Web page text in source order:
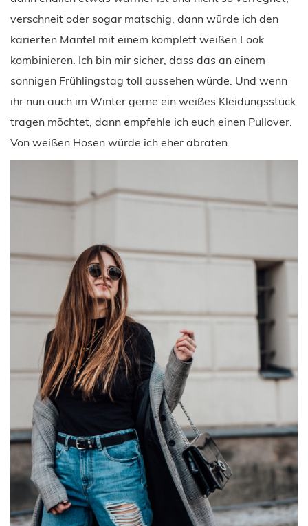
verschneit oder sogar matschig, dann würde ich den
karierten Mantel mit einem komplett weißen Look
kombinieren. Ich bin mir sicher, dass das an einem
sonnigen Frühlingstag toll aussehen würde. Und wenn
ihr nun auch im Winter gerne ein weißes Kleidungsstück
tragen möchtet, dann empfehle ich euch einen Pullover.
Von weißen Hosen würde ich eher abraten.